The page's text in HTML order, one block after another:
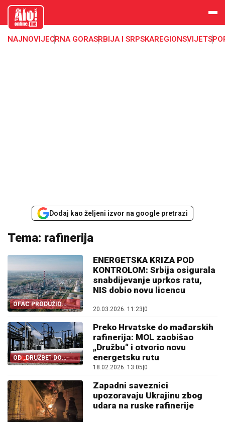
aloonline.
me
NAJNOVIJECRNA GORASRBIJA I SRPSKAREGIONSVIJET
Dodaj kao željeni izvor na google pretrazi
Tema: rafinerija
OFAC PRODUŽIO
LICENCU
ENERGETSKA KRIZA POD
KONTROLOM: Srbija osigurala
snabdijevanje uprkos ratu,
NIS dobio novu licencu
20.03.2026. 11:23|0
OD „DRUŽBE“ DO
JADRANA
Preko Hrvatske do mađarskih
rafinerija: MOL zaobišao
„Družbu“ i otvorio novu
energetsku rutu
18.02.2026. 13:05|0
Zapadni saveznici
upozoravaju Ukrajinu zbog
udara na ruske rafinerije